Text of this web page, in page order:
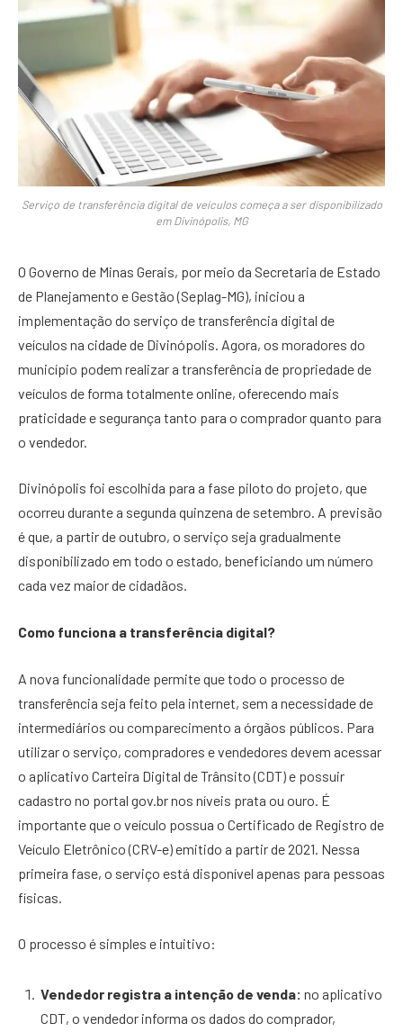
Serviço de transferência digital de veículos começa a ser disponibilizado
em Divinópolis, MG
O Governo de Minas Gerais, por meio da Secretaria de Estado
de Planejamento e Gestão (Seplag-MG), iniciou a
implementação do serviço de transferência digital de
veículos na cidade de Divinópolis. Agora, os moradores do
município podem realizar a transferência de propriedade de
veículos de forma totalmente online, oferecendo mais
praticidade e segurança tanto para o comprador quanto para
o vendedor.
Divinópolis foi escolhida para a fase piloto do projeto, que
ocorreu durante a segunda quinzena de setembro. A previsão
é que, a partir de outubro, o serviço seja gradualmente
disponibilizado em todo o estado, beneficiando um número
cada vez maior de cidadãos.
Como funciona a transferência digital?
A nova funcionalidade permite que todo o processo de
transferência seja feito pela internet, sem a necessidade de
intermediários ou comparecimento a órgãos públicos. Para
utilizar o serviço, compradores e vendedores devem acessar
o aplicativo Carteira Digital de Trânsito (CDT) e possuir
cadastro no portal gov.br nos níveis prata ou ouro. É
importante que o veículo possua o Certificado de Registro de
Veículo Eletrônico (CRV-e) emitido a partir de 2021. Nessa
primeira fase, o serviço está disponível apenas para pessoas
físicas.
O processo é simples e intuitivo:
Vendedor registra a intenção de venda: no aplicativo
CDT, o vendedor informa os dados do comprador,